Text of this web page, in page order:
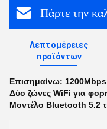
Πάρτε την
Λεπτομέρειες
προϊόντων
Επισημαίνω:
Δύο ζώνες WiFi για
Μοντέλο Bluetooth 5.2